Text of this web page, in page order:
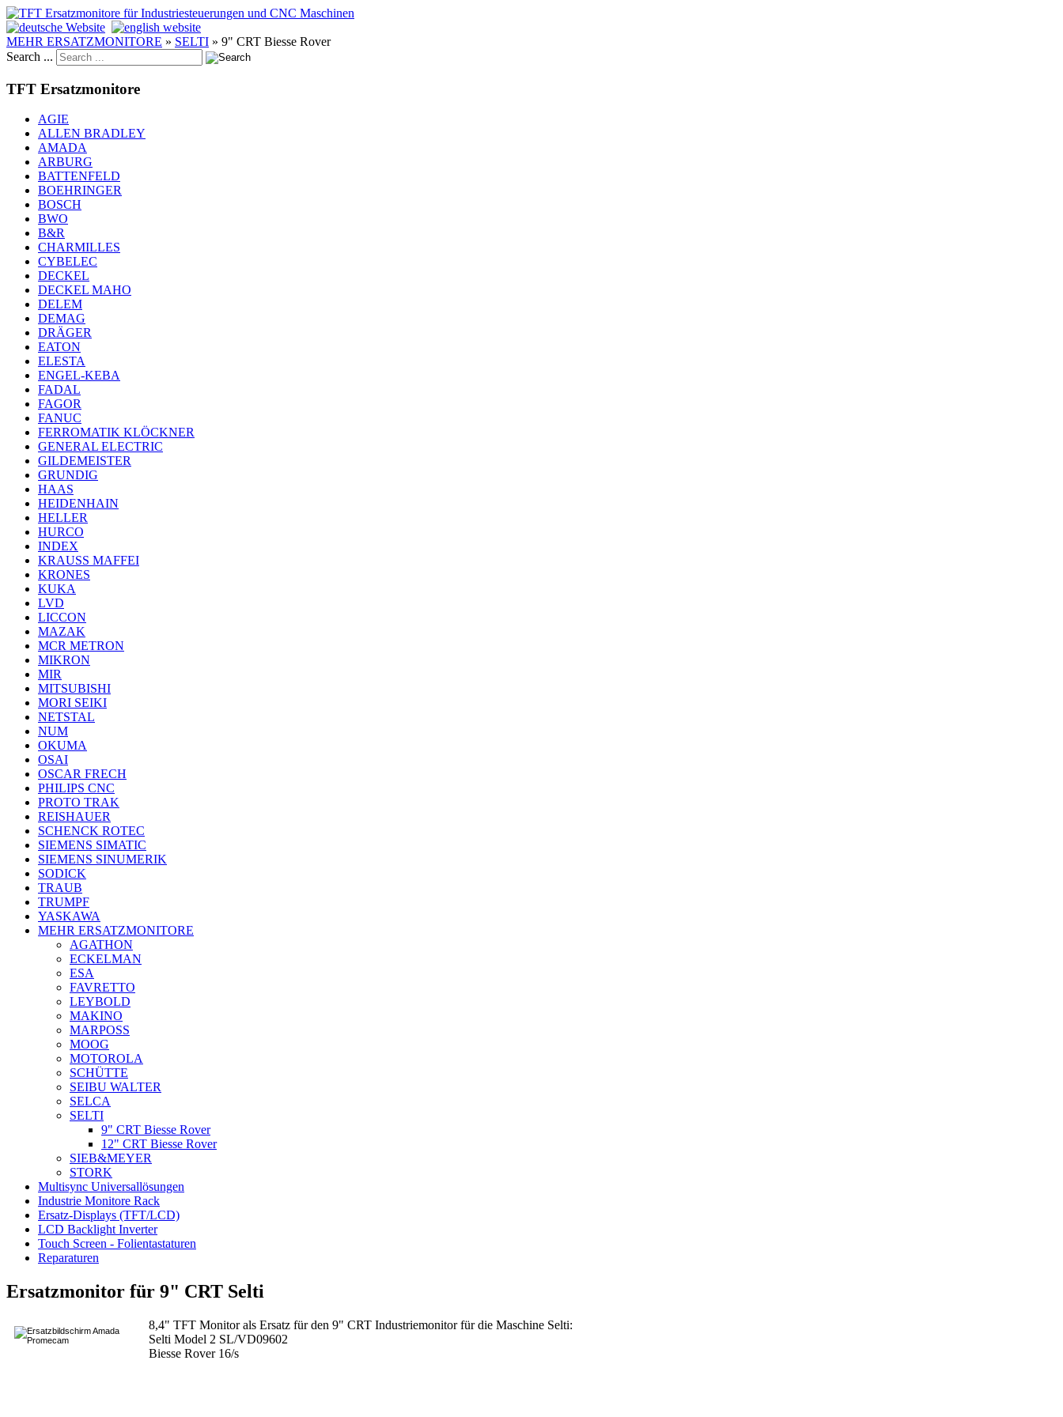
MEHR ERSATZMONITORE » SELTI » 9" CRT Biesse Rover
Search ...
TFT Ersatzmonitore
AGIE
ALLEN BRADLEY
AMADA
ARBURG
BATTENFELD
BOEHRINGER
BOSCH
BWO
B&R
CHARMILLES
CYBELEC
DECKEL
DECKEL MAHO
DELEM
DEMAG
DRÄGER
EATON
ELESTA
ENGEL-KEBA
FADAL
FAGOR
FANUC
FERROMATIK KLÖCKNER
GENERAL ELECTRIC
GILDEMEISTER
GRUNDIG
HAAS
HEIDENHAIN
HELLER
HURCO
INDEX
KRAUSS MAFFEI
KRONES
KUKA
LVD
LICCON
MAZAK
MCR METRON
MIKRON
MIR
MITSUBISHI
MORI SEIKI
NETSTAL
NUM
OKUMA
OSAI
OSCAR FRECH
PHILIPS CNC
PROTO TRAK
REISHAUER
SCHENCK ROTEC
SIEMENS SIMATIC
SIEMENS SINUMERIK
SODICK
TRAUB
TRUMPF
YASKAWA
MEHR ERSATZMONITORE
AGATHON
ECKELMAN
ESA
FAVRETTO
LEYBOLD
MAKINO
MARPOSS
MOOG
MOTOROLA
SCHÜTTE
SEIBU WALTER
SELCA
SELTI
9" CRT Biesse Rover
12" CRT Biesse Rover
SIEB&MEYER
STORK
Multisync Universallösungen
Industrie Monitore Rack
Ersatz-Displays (TFT/LCD)
LCD Backlight Inverter
Touch Screen - Folientastaturen
Reparaturen
Ersatzmonitor für 9" CRT Selti
8,4" TFT Monitor als Ersatz für den 9" CRT Industriemonitor für die Maschine Selti:
Selti Model 2 SL/VD09602
Biesse Rover 16/s